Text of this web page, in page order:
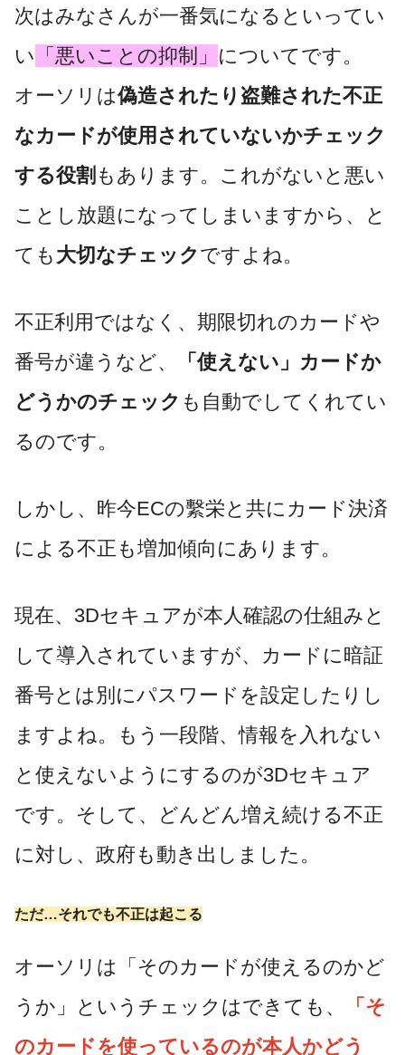
次はみなさんが一番気になるといってい
い 「悪いことの抑制」 についてです。
オーソリは偽造されたり盗難された不正
なカードが使用されていないかチェック
する役割 もあります。これがないと悪い
ことし放題になってしまいますから、と
ても 大切なチェック ですよね。
不正利用ではなく、期限切れのカードや
番号が違うなど、
「使えない」カードか
どうかのチェック も自動でしてくれてい
るのです。
しかし、昨今ECの繫栄と共にカード決済
による不正も増加傾向にあります。
現在、3Dセキュアが本人確認の仕組みと
して導入されていますが、カードに暗証
番号とは別にパスワードを設定したりし
ますよね。もう一段階、情報を入れない
と使えないようにするのが3Dセキュア
です。そして、どんどん増え続ける不正
に対し、政府も動き出しました。
ただ…それでも不正は起こる
オーソリは「そのカードが使えるのかど
うか」というチェックはできても、
「そ
のカードを使っているのが本人かどう